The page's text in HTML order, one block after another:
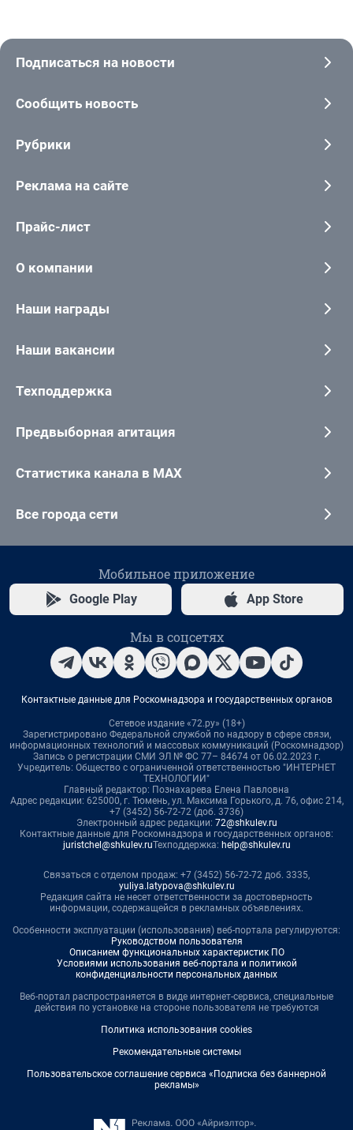
Подписаться на новости
Сообщить новость
Рубрики
Реклама на сайте
Прайс-лист
О компании
Наши награды
Наши вакансии
Техподдержка
Предвыборная агитация
Статистика канала в MAX
Все города сети
Мобильное приложение
Google Play App Store
Мы в соцсетях
Контактные данные для Роскомнадзора и государственных органов
Сетевое издание «72.ру» (18+)
Зарегистрировано Федеральной службой по надзору в сфере связи,
информационных технологий и массовых коммуникаций (Роскомнадзор)
Запись о регистрации СМИ ЭЛ № ФС 77– 84674 от 06.02.2023 г.
Учредитель: Общество с ограниченной ответственностью "ИНТЕРНЕТ
ТЕХНОЛОГИИ"
Главный редактор: Познахарева Елена Павловна
Адрес редакции: 625000, г. Тюмень, ул. Максима Горького, д. 76, офис 214,
+7 (3452) 56-72-72 (доб. 3736)
Электронный адрес редакции: 72@shkulev.ru
Контактные данные для Роскомнадзора и государственных органов:
juristchel@shkulev.ruТехподдержка: help@shkulev.ru
Связаться с отделом продаж: +7 (3452) 56-72-72 доб. 3335,
yuliya.latypova@shkulev.ru
Редакция сайта не несет ответственности за достоверность
информации, содержащейся в рекламных объявлениях.
Особенности эксплуатации (использования) веб-портала регулируются:
Руководством пользователя
Описанием функциональных характеристик ПО
Условиями использования веб-портала и политикой
конфиденциальности персональных данных
Веб-портал распространяется в виде интернет-сервиса, специальные
действия по установке на стороне пользователя не требуются
Политика использования cookies
Рекомендательные системы
Пользовательское соглашение сервиса «Подписка без баннерной
рекламы»